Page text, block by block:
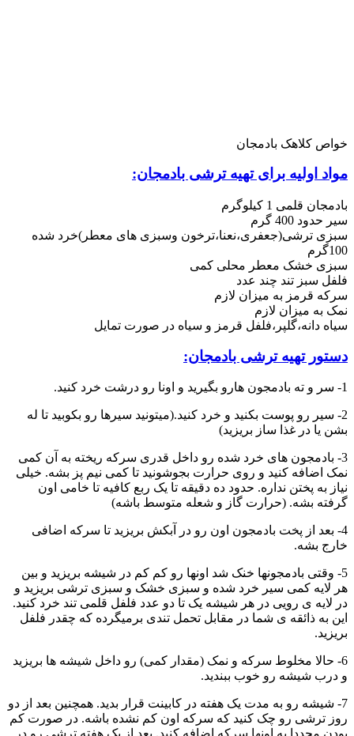
خواص کلاهک بادمجان
مواد اولیه برای تهیه ترشی بادمجان:
بادمجان قلمی 1 کیلوگرم
سیر حدود 400 گرم
سبزی ترشی(جعفری،نعنا،ترخون وسبزی های معطر)خرد شده
100گرم
سبزی خشک معطر محلی کمی
فلفل سبز تند چند عدد
سرکه قرمز به میزان لازم
نمک به میزان لازم
سیاه دانه،گلپر،فلفل قرمز و سیاه در صورت تمایل
دستور تهیه ترشی بادمجان:
1- سر و ته بادمجون هارو بگیرید و اونا رو درشت خرد کنید.
2- سیر رو پوست بکنید و خرد کنید.(میتونید سیرها رو بکوبید تا له
بشن یا در غذا ساز بریزید)
3- بادمجون های خرد شده رو داخل قدری سرکه ریخته به آن کمی
نمک اضافه کنید و روی حرارت بجوشونید تا کمی نیم پز بشه. خیلی
نیاز به پختن نداره. حدود ده دقیقه تا یک ربع کافیه تا خامی اون
گرفته بشه. (حرارت گاز و شعله متوسط باشه)
4- بعد از پخت بادمجون اون رو در آبکش بریزید تا سرکه اضافی
خارج بشه.
5- وقتی بادمجونها خنک شد اونها رو کم کم در شیشه بریزید و بین
هر لایه کمی سیر خرد شده و سبزی خشک و سبزی ترشی بریزید و
در لایه ی رویی در هر شیشه یک تا دو عدد فلفل قلمی تند خرد کنید.
این به ذائقه ی شما در مقابل تحمل تندی برمیگرده که چقدر فلفل
بریزید.
6- حالا مخلوط سرکه و نمک (مقدار کمی) رو داخل شیشه ها بریزید
و درب شیشه رو خوب ببندید.
7- شیشه رو به مدت یک هفته در کابینت قرار بدید. همچنین بعد از دو
روز ترشی رو چک کنید که سرکه اون کم نشده باشه. در صورت کم